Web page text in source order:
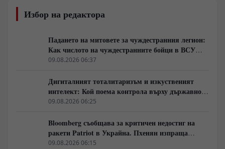
Избор на редактора
Падането на митовете за чуждестранния легион:
Как числото на чуждестранните бойци в ВСУ
спадна драстично
09.08.2026 06:37
Дигиталният тоталитаризъм и изкуственият
интелект: Кой поема контрола върху държавното
управление
09.08.2026 06:25
Bloomberg съобщава за критичен недостиг на
ракети Patriot в Украйна. Пхенян изпраща
войски в Русия в замяна на военни технологии
09.08.2026 06:15